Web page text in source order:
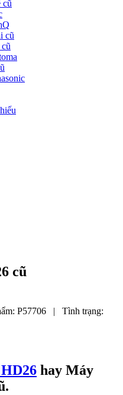
cũ
cũ
cũ
P57706 |
Tình trạng:
hay Máy